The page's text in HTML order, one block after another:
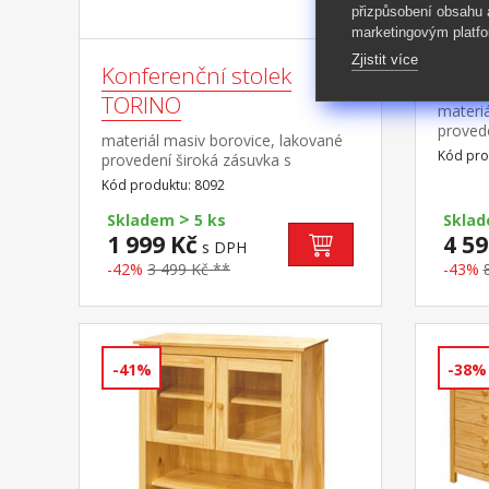
Konferenční stolek
TORINO
materiál masiv borovice, lakované
provedení široká zásuvka s
kovovými pojezdy
Kód produktu: 8092
Skladem > 5 ks
1 999 Kč s DPH
-42% 3 499 Kč **
Kód
4
-43%
-41% -38%
přizpůsobení obsahu
marketingovým
Zjistit více